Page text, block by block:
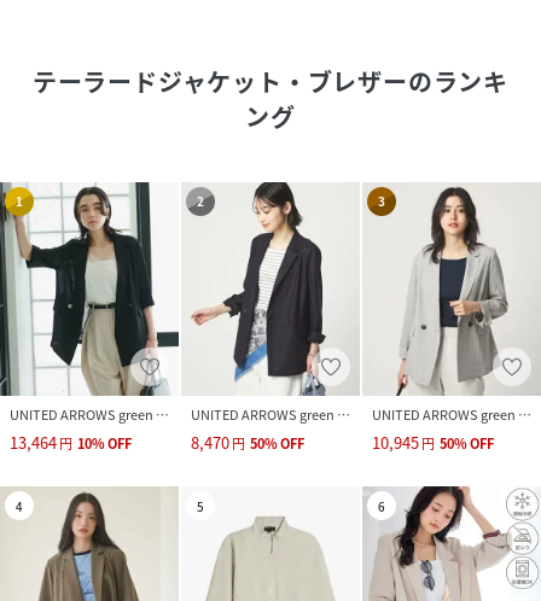
テーラードジャケット・ブレザーのランキ
ング
1
UNITED ARROWS green label relaxing
13,464円 10%OFF
2
UNITED ARROWS green label relaxing
8,470円 50%OFF
3
UNITED ARROWS green label relaxing
10,945円 50%OFF
4 5 6